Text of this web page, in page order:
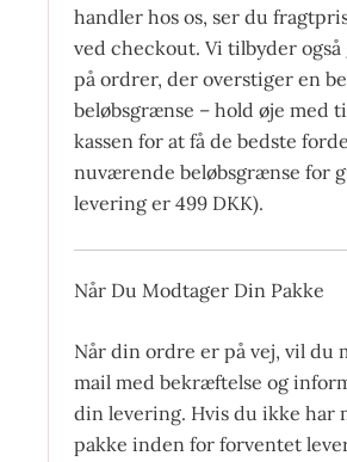
handler hos os, ser du
ved checkout. Vi tilbyder
på ordrer, der overstiger en
beløbsgrænse – hold øje med
kassen for at få de bedste
nuværende beløbsgrænse for
levering er 499 DKK).
Når Du Modtager Din Pakke
Når din ordre er på vej, vil du
mail med bekræftelse og
din levering. Hvis du ikke har
pakke inden for forventet